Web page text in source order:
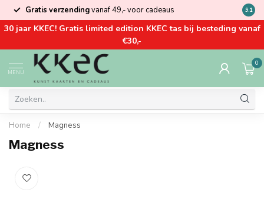
Gratis verzendingvanaf 49,- voor cadeaus Kom
9.1
30 jaar KKEC! Gratis limited edition KKEC tas bij besteding vanaf
€30,-
MENU
0
Home / Magness
Magness